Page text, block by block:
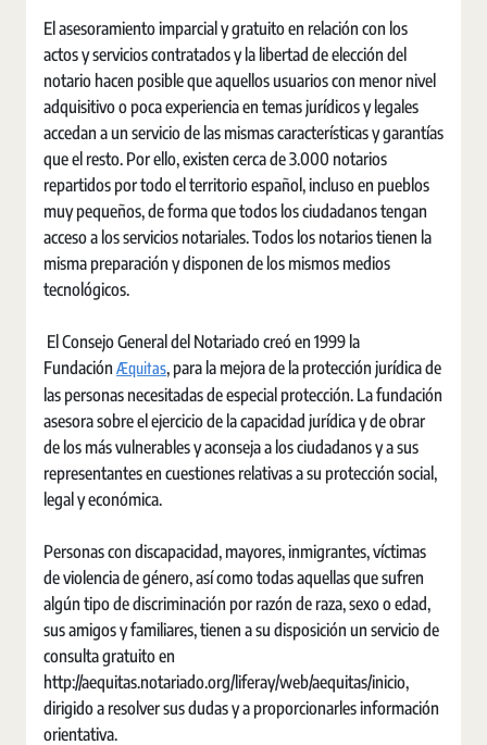
El asesoramiento imparcial y gratuito en relación con los
actos y servicios contratados y la libertad de elección del
notario hacen posible que aquellos usuarios con menor nivel
adquisitivo o poca experiencia en temas jurídicos y legales
accedan a un servicio de las mismas características y garantías
que el resto. Por ello, existen cerca de 3.000 notarios
repartidos por todo el territorio español, incluso en pueblos
muy pequeños, de forma que todos los ciudadanos tengan
acceso a los servicios notariales. Todos los notarios tienen la
misma preparación y disponen de los mismos medios
tecnológicos.
El Consejo General del Notariado creó en 1999 la
Fundación Æquitas, para la mejora de la protección jurídica de
las personas necesitadas de especial protección. La fundación
asesora sobre el ejercicio de la capacidad jurídica y de obrar
de los más vulnerables y aconseja a los ciudadanos y a sus
representantes en cuestiones relativas a su protección social,
legal y económica.
Personas con discapacidad, mayores, inmigrantes, víctimas
de violencia de género, así como todas aquellas que sufren
algún tipo de discriminación por razón de raza, sexo o edad,
sus amigos y familiares, tienen a su disposición un servicio de
consulta gratuito en
http://aequitas.notariado.org/liferay/web/aequitas/inicio,
dirigido a resolver sus dudas y a proporcionarles información
orientativa.